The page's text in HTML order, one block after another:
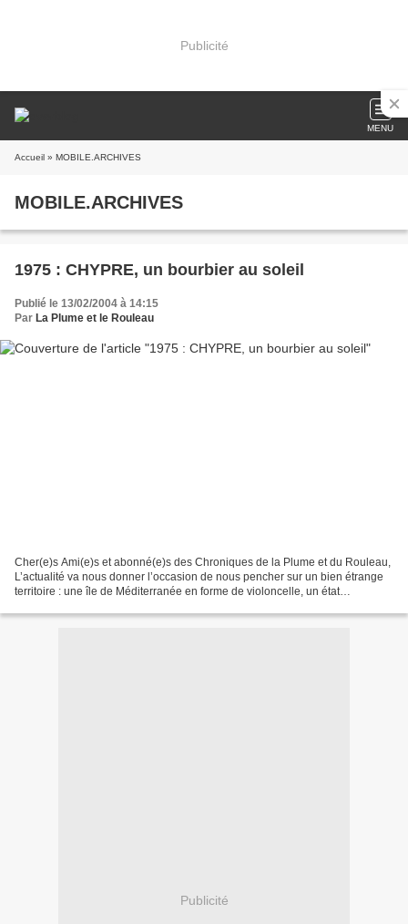
Publicité
MENU
Accueil » MOBILE.ARCHIVES
MOBILE.ARCHIVES
1975 : CHYPRE, un bourbier au soleil
Publié le 13/02/2004 à 14:15
Par La Plume et le Rouleau
Cher(e)s Ami(e)s et abonné(e)s des Chroniques de la Plume et du Rouleau,
L’actualité va nous donner l’occasion de nous pencher sur un bien étrange
territoire : une île de Méditerranée en forme de violoncelle, un état
Publicité